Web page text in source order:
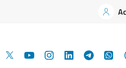
Facebook YouTubeInstagramLinkedIn